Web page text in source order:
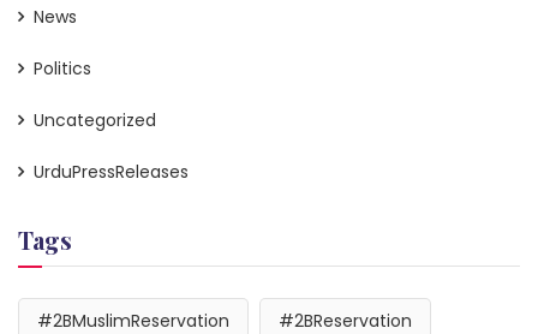
News
Politics
Uncategorized
UrduPressReleases
Tags
#2BMuslimReservation #2BReservation